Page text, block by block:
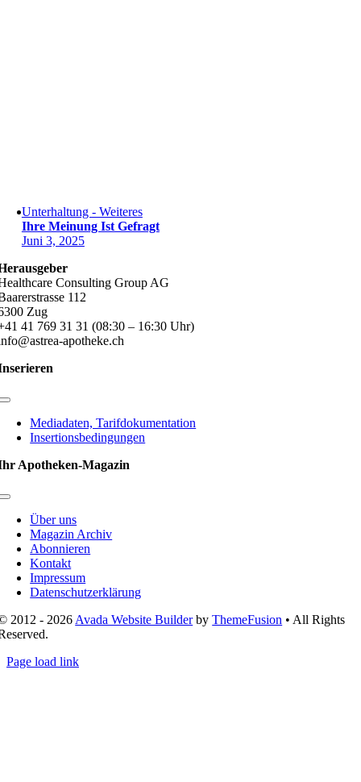
Unterhaltung - Weiteres
Ihre Meinung Ist Gefragt
Juni 3, 2025
Consulting Group AG
112
Zug
41 769 31 31 (08:30 – 16:30 Uhr)
apotheke.ch
Toggle
NavigationMediadaten, Tarifdokumentation
Insertionsbedingungen
Apotheken-Magazin
Toggle
NavigationÜber uns
Magazin Archiv
Abonnieren
Kontakt
Impressum
Datenschutzerklärung
2012 - 2026 Avada Website BuilderbyThemeFusion • All Rights
Page load link